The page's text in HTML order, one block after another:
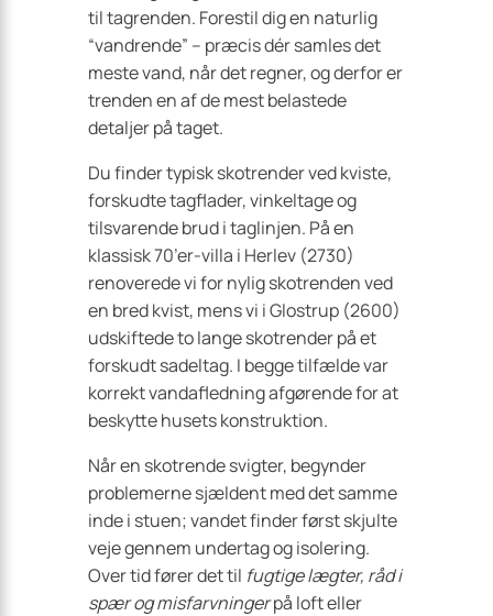
til tagrenden. Forestil dig en naturlig
“vandrende” – præcis dér samles det
meste vand, når det regner, og derfor er
trenden en af de mest belastede
detaljer på taget.
Du finder typisk skotrender ved kviste,
forskudte tagflader, vinkeltage og
tilsvarende brud i taglinjen. På en
klassisk 70’er-villa i Herlev (2730)
renoverede vi for nylig skotrenden ved
en bred kvist, mens vi i Glostrup (2600)
udskiftede to lange skotrender på et
forskudt sadeltag. I begge tilfælde var
korrekt vandafledning afgørende for at
beskytte husets konstruktion.
Når en skotrende svigter, begynder
problemerne sjældent med det samme
inde i stuen; vandet finder først skjulte
veje gennem undertag og isolering.
Over tid fører det til fugtige lægter, råd i
spær og misfarvningerpå loft eller